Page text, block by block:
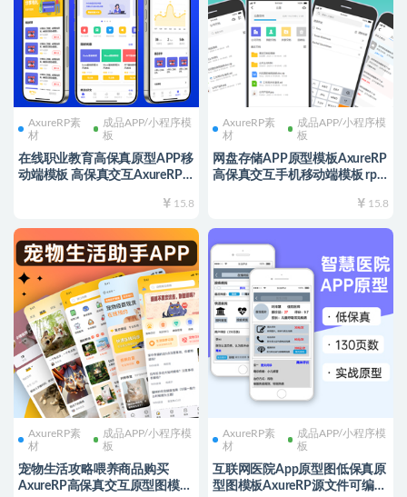
AxureRP素
材
成品APP/小程序模
板
在线职业教育高保真原型APP移
动端模板 高保真交互AxureRP
15.8
AxureRP素
材
成品APP/小程序模
板
网盘存储APP原型模板AxureRP
高保真交互手机移动端模板 rp
15.8
AxureRP素
材
成品APP/小程序模
板
宠物生活攻略喂养商品购买
AxureRP高保真交互原型图模板
AxureRP素
材
成品APP/小程序模
板
互联网医院App原型图低保真原
型图模板AxureRP源文件可编辑